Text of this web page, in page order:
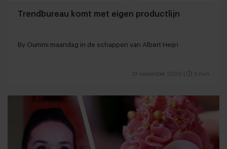
Trendbureau komt met eigen productlijn
By Oummi maandag in de schappen van Albert Heijn
13 november 2020 3 min